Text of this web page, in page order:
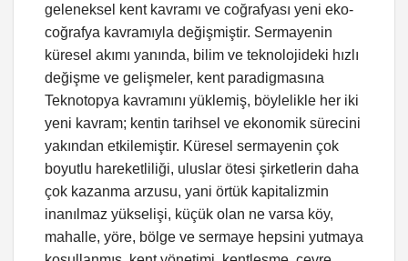
geleneksel kent kavramı ve coğrafyası yeni eko-
coğrafya kavramıyla değişmiştir. Sermayenin
küresel akımı yanında, bilim ve teknolojideki hızlı
değişme ve gelişmeler, kent paradigmasına
Teknotopya kavramını yüklemiş, böylelikle her iki
yeni kavram; kentin tarihsel ve ekonomik sürecini
yakından etkilemiştir. Küresel sermayenin çok
boyutlu hareketliliği, uluslar ötesi şirketlerin daha
çok kazanma arzusu, yani örtük kapitalizmin
inanılmaz yükselişi, küçük olan ne varsa köy,
mahalle, yöre, bölge ve sermaye hepsini yutmaya